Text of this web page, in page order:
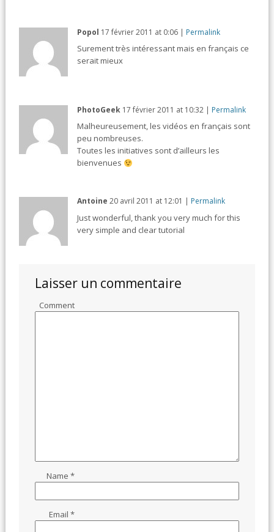
Popol 17 février 2011 at 0:06 | Permalink
Surement très intéressant mais en français ce
serait mieux
PhotoGeek 17 février 2011 at 10:32 | Permalink
Malheureusement, les vidéos en français sont
peu nombreuses.
Toutes les initiatives sont d’ailleurs les
bienvenues
Antoine 20 avril 2011 at 12:01 Permalink
Just wonderful, thank you very much for this
very simple and clear tutorial
Laisser un commentaire
Comment
Name*
Email*